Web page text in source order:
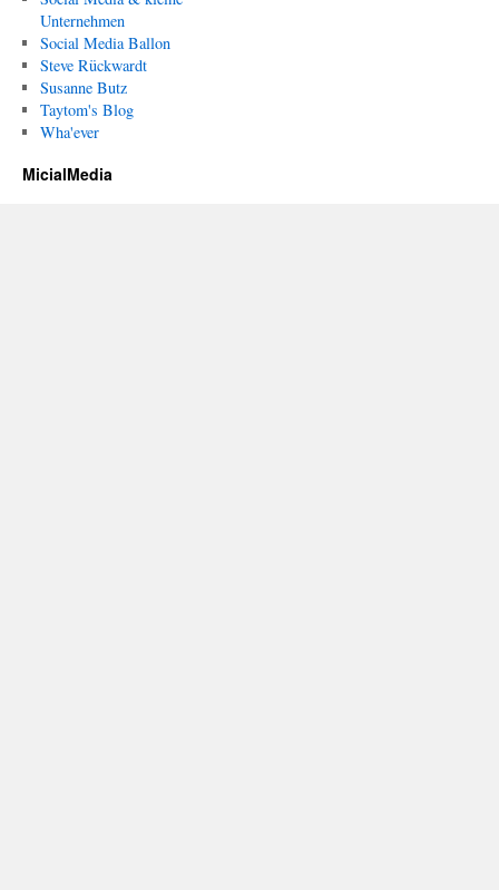
Unternehmen
Social Media Ballon
Steve Rückwardt
Susanne Butz
Taytom's Blog
Wha'ever
MicialMedia